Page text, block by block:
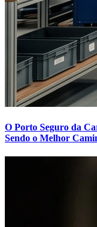
O Porto Seguro da
Sendo o Melhor